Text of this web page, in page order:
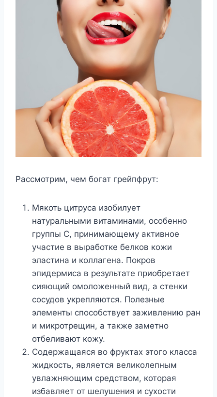
Рассмотрим, чем богат грейпфрут:
Мякоть цитруса изобилует
натуральными витаминами, особенно
группы С, принимающему активное
участие в выработке белков кожи
эластина и коллагена. Покров
эпидермиса в результате приобретает
сияющий омоложенный вид, а стенки
сосудов укрепляются. Полезные
элементы способствует заживлению ран
и микротрещин, а также заметно
отбеливают кожу.
Содержащаяся во фруктах этого класса
жидкость, является великолепным
увлажняющим средством, которая
избавляет от шелушения и сухости